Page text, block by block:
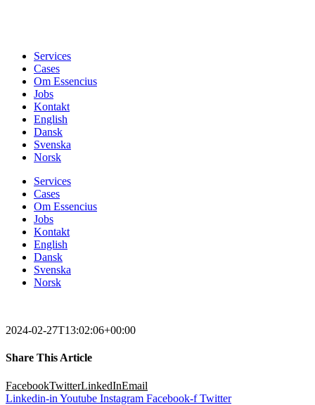
Services
Cases
Om Essencius
Jobs
Kontakt
English
Dansk
Svenska
Norsk
Services
Cases
Om Essencius
Jobs
Kontakt
English
Dansk
Svenska
Norsk
2024-02-27T13:02:06+00:00
Share This Article
FacebookTwitterLinkedInEmail
Linkedin-in Youtube Instagram Facebook-f Twitter